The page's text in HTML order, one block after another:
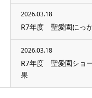
2026.03.18
R7年度 聖愛園にっ
2026.03.18
R7年度 聖愛園ショ
果